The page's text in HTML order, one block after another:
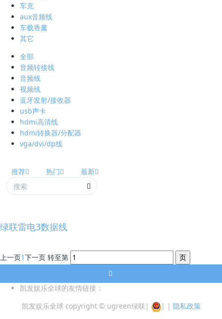
车充
aux音频线
车载香薰
其它
全部
音频转接线
音频线
视频线
蓝牙发射/接收器
usb声卡
hdmi高清线
hdmi转换器/分配器
vga/dvi/dp线
推荐 热门 最新
绿联雷电3数据线
上一页1下一页 转至第
凯发娱乐全球的友情链接：
凯发娱乐全球 copyright © ugreen绿联 | | | 隐私政策